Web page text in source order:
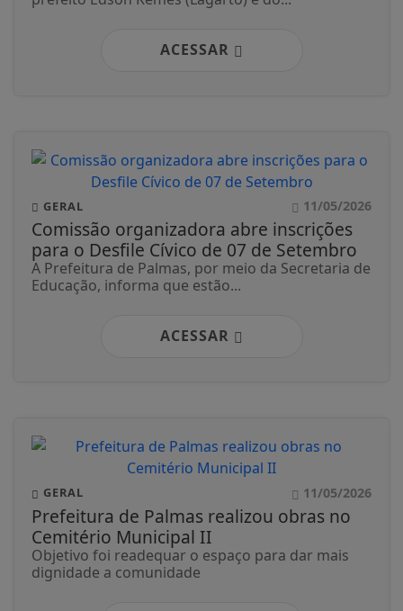
ACESSAR
GERAL 11/05/2026
Comissão organizadora abre inscrições
para o Desfile Cívico de 07 de Setembro
A Prefeitura de Palmas, por meio da Secretaria de
Educação, informa que estão...
ACESSAR
GERAL 11/05/2026
Prefeitura de Palmas realizou obras no
Cemitério Municipal II
Objetivo foi readequar o espaço para dar mais
dignidade a comunidade